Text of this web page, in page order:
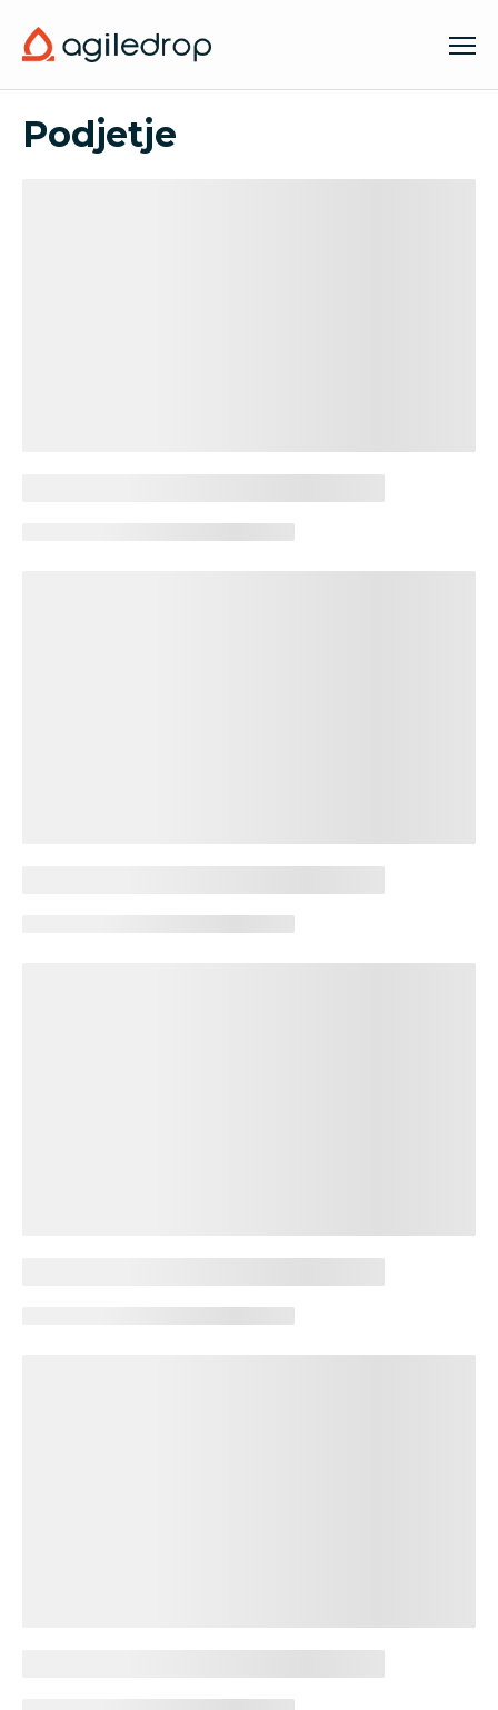
Company
Podjetje